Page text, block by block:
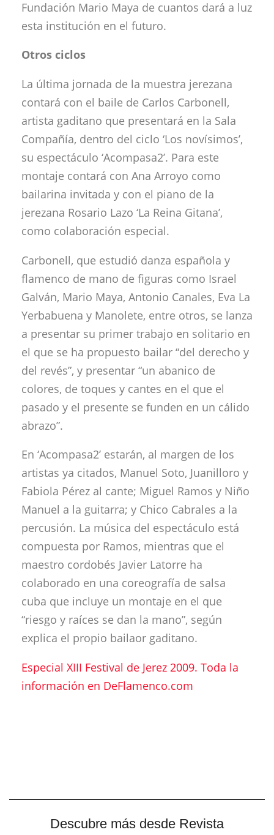
Fundación Mario Maya de cuantos dará a luz
esta institución en el futuro.
Otros ciclos
La última jornada de la muestra jerezana
contará con el baile de Carlos Carbonell,
artista gaditano que presentará en la Sala
Compañía, dentro del ciclo ‘Los novísimos’,
su espectáculo ‘Acompasa2’. Para este
montaje contará con Ana Arroyo como
bailarina invitada y con el piano de la
jerezana Rosario Lazo ‘La Reina Gitana’,
como colaboración especial.
Carbonell, que estudió danza española y
flamenco de mano de figuras como Israel
Galván, Mario Maya, Antonio Canales, Eva La
Yerbabuena y Manolete, entre otros, se lanza
a presentar su primer trabajo en solitario en
el que se ha propuesto bailar “del derecho y
del revés”, y presentar “un abanico de
colores, de toques y cantes en el que el
pasado y el presente se funden en un cálido
abrazo”.
En ‘Acompasa2’ estarán, al margen de los
artistas ya citados, Manuel Soto, Juanilloro y
Fabiola Pérez al cante; Miguel Ramos y Niño
Manuel a la guitarra; y Chico Cabrales a la
percusión. La música del espectáculo está
compuesta por Ramos, mientras que el
maestro cordobés Javier Latorre ha
colaborado en una coreografía de salsa
cuba que incluye un montaje en el que
“riesgo y raíces se dan la mano”, según
explica el propio bailaor gaditano.
Especial XIII Festival de Jerez 2009. Toda la
información en DeFlamenco.com
Descubre más desde Revista